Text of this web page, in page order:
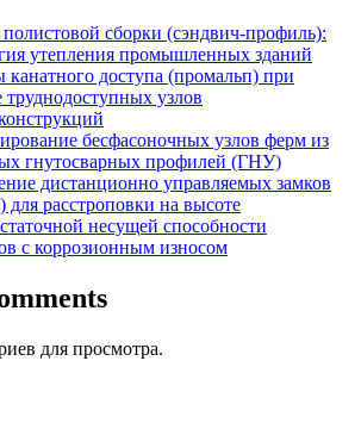
сборки (сэндвич-профиль):
утепления промышленных зданий
канатного доступа (промальп) при
узлов
бесфасоночных узлов ферм из
гнутосварных профилей (ГНУ)
дистанционно управляемых замков
для расстроповки на высоте
несущей способности
с коррозионным износом
для просмотра.